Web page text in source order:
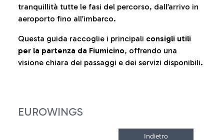
tranquillità tutte le fasi del percorso, dall’arrivo in
aeroporto fino all’imbarco.
Questa guida raccoglie i principali consigli utili
per la partenza da Fiumicino, offrendo una
visione chiara dei passaggi e dei servizi disponibili.
EUROWINGS